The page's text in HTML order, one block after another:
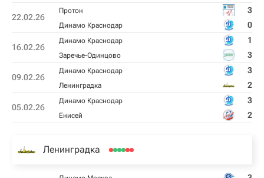
22.02.26
Протон 3
Динамо Краснодар 0
16.02.26
Динамо Краснодар 1
Заречье-Одинцово 3
09.02.26
Динамо Краснодар 3
Ленинградка 2
05.02.26
Динамо Краснодар 3
Енисей 2
Ленинградка